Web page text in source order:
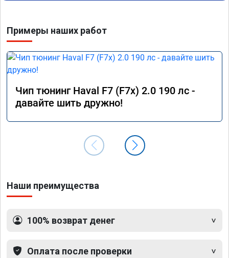
Примеры наших работ
Чип тюнинг Haval F7 (F7x) 2.0 190 лс -
давайте шить дружно!
Наши преимущества
100% возврат денег
Оплата после проверки